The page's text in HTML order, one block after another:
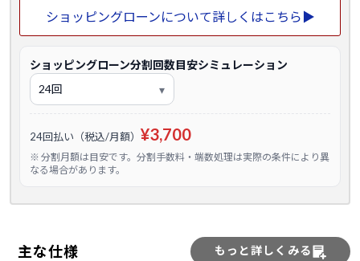
ショッピングローンについて詳しくはこちら▶
ショッピングローン分割回数目安シミュレーション
24回払い（税込/月額） ¥3,700
※ 分割月額は目安です。分割手数料・端数処理は実際の条件により異
なる場合があります。
主な仕様 もっと詳しくみる